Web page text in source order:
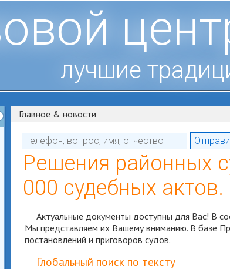
лучшие
Главное & новости
Решения районных
000 судебных актов.
Актуальные документы доступны для Вас! В
Мы представляем их Вашему вниманию. В базе
постановлений и приговоров судов.
Глобальный поиск по тексту